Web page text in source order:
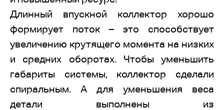
Длинный впускной коллектор хорошо
формирует поток – это способствует
увеличению крутящего момента на низких
и средних оборотах. Чтобы уменьшить
габариты системы, коллектор сделали
спиральным. А для уменьшения веса
детали выполнены из